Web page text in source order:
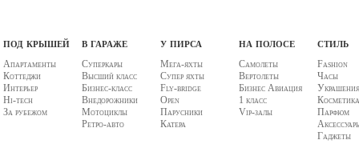
под крышей
Апартаменты
Коттеджи
Интерьер
Hi-tech
За рубежом
в гараже
Суперкары
Высший класс
Бизнес-класс
Внедорожники
Мотоциклы
Ретро-авто
у пирса
Мега-яхты
Супер яхты
Fly-bridge
Open
Парусники
Катера
на полосе
Самолеты
Вертолеты
Бизнес Авиация
1 класс
Vip-залы
стиль
Fashion
Часы
Парфюм
Гаджеты